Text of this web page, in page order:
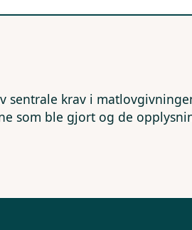
sentrale krav i
som ble gjort og de